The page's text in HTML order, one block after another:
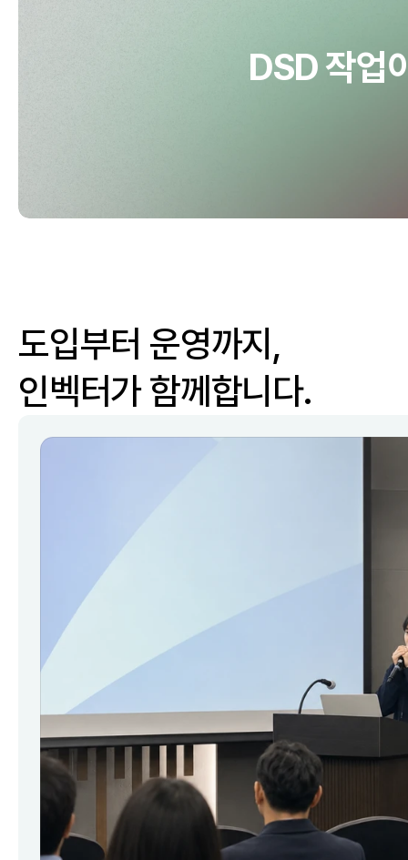
DSD 작업
도입부터 운영까지,
인벡터가 함께합니다.